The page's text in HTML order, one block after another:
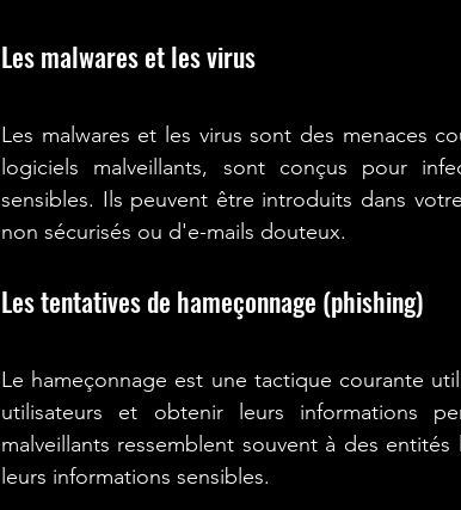
Les malwares et les virus
Les malwares et les virus sont des menaces
logiciels malveillants, sont conçus pour
sensibles. Ils peuvent être introduits dans
non sécurisés ou d'e-mails douteux.
Les tentatives de hameçonnage (phishing)
Le hameçonnage est une tactique courante
utilisateurs et obtenir leurs informations
malveillants ressemblent souvent à des
leurs informations sensibles.